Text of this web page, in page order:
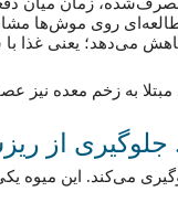
روی موش‌ها
می‌دهد؛ یعنی غذا
به زخم معده نیز
می‌کند. این میوه